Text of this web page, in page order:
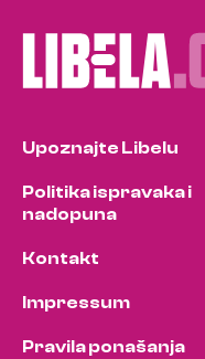
Upoznajte Libelu
Politika ispravaka i
nadopuna
Kontakt
Impressum
Pravila ponašanja